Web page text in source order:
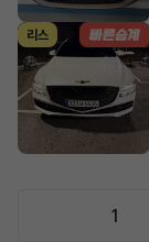
리스
1